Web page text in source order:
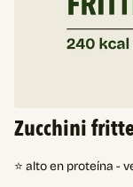
Zucchini
⭐ alto en proteína -